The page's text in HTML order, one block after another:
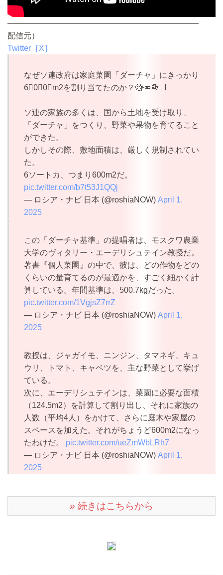
————————————————————————
配信元）
Twitter［X］
なぜソ連政府は家庭菜園「ダーチャ」にきっかり
6⃣0⃣0⃣m2を割り当てたのか？🧐🥕🧅📐
ソ連の家族の多くは、国から土地を受け取り、
「ダーチャ」をつくり、野菜や果物を育てること
ができた。
しかしその際、敷地面積は、厳しく規制されてい
た。
6ソートカ、つまり600m2だ。
pic.twitter.com/b7t53J1QQj
— ロシア・ナビ 日本 (@roshiaNOW) April 1,
2025
この「ダーチャ基準」の提唱者は、モスクワ農業
大学のヴィタリー・エーデリシュテイン教授だ。
著書『個人菜園』の中で、彼は、どの作物をどの
くらいの量育てるのが最適かを、すごく細かく計
算している。年間基準は、500.7kgだった。
pic.twitter.com/1VgjsZ7rrZ
— ロシア・ナビ 日本 (@roshiaNOW) April 1,
2025
教授は、ジャガイモ、ニンジン、タマネギ、キュ
ウリ、トマト、キャベツを、主な野菜として挙げ
ている。
次に、エーデリシュテインは、菜園に必要な面積
（124.5m2）を計算して割り出し、それに家族の
人数（平均4人）をかけて、さらに庭木や家屋の
スペースを加えた。それがちょうど600m2になっ
たわけだ。 pic.twitter.com/ueZmWbLRh7
— ロシア・ナビ 日本 (@roshiaNOW) April 1,
2025
» 続きはこちらから